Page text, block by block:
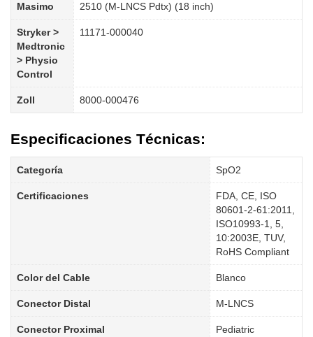
Masimo 2510 (M-LNCS Pdtx) (18 inch)
Stryker >
Medtronic
> Physio
Control
11171-000040
Zoll 8000-000476
Especificaciones Técnicas:
Categoría SpO2
Certificaciones
FDA, CE, ISO
80601-2-61:2011,
ISO10993-1, 5,
10:2003E, TUV,
RoHS Compliant
Color del Cable Blanco
Conector Distal M-LNCS
Conector Proximal
Pediatric